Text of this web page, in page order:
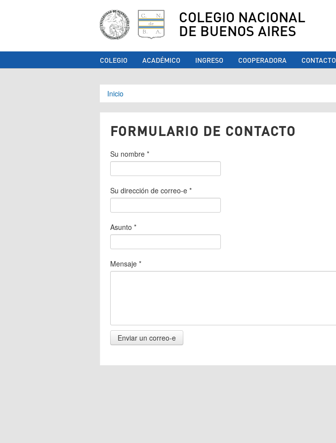
COLEGIO NACIONAL
DE BUENOS AIRES
COLEGIO ACADÉMICO INGRESO COOPERADORA CONTACTO
Se encuentra usted aquí
Inicio
FORMULARIO DE CONTACTO
Su nombre *
Su dirección de correo-e *
Asunto *
Mensaje *